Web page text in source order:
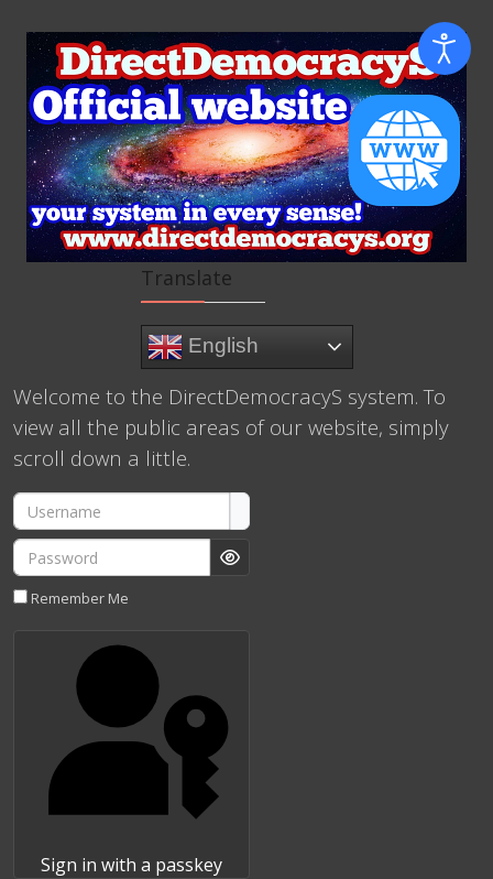
Translate
English
Welcome to the DirectDemocracyS system. To
view all the public areas of our website, simply
scroll down a little.
Username
Password
Show Password
Remember Me
Sign in with a passkey